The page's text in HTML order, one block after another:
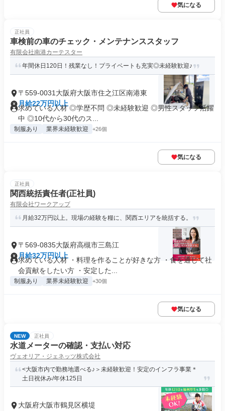
気になる
正社員
車検前の車のチェック・メンテナンススタッフ
有限会社南港カーテスター
年間休日120日！残業なし！プライベートも充実◎未経験歓迎♪
〒559-0031大阪府大阪市住之江区南港東
月給22万円以上
求めている人材 ◎学歴不問 ◎未経験歓迎 ◎男性スタッフ活躍
中 ◎10代から30代のス...
制服あり 業界未経験歓迎 +26個
気になる
正社員
関西統括責任者(正社員)
有限会社ワークアップ
月給32万円以上。現場の経験を糧に、関西エリアを統括する。
〒569-0835大阪府高槻市三島江
月給32万円以上
求めている人材 ・料理を作ることが好きな方 ・食を通じて社
会貢献をしたい方 ・安定した...
制服あり 業界未経験歓迎 +30個
気になる
NEW 正社員
水道メーターの確認・支払い対応
ヴェオリア・ジェネッツ株式会社
<大阪市内で勤務地選べる♪＞未経験歓迎！安定のインフラ事業＊
土日祝休み/年休125日
大阪府大阪市鶴見区横堤